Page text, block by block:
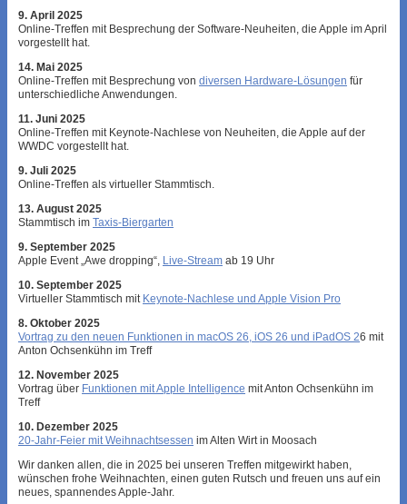
9. April 2025
Online-Treffen mit Besprechung der Software-Neuheiten, die Apple im April
vorgestellt hat.
14. Mai 2025
Online-Treffen mit Besprechung von diversen Hardware-Lösungen für
unterschiedliche Anwendungen.
11. Juni 2025
Online-Treffen mit Keynote-Nachlese von Neuheiten, die Apple auf der
WWDC vorgestellt hat.
9. Juli 2025
Online-Treffen als virtueller Stammtisch.
13. August 2025
Stammtisch im Taxis-Biergarten
9. September 2025
Apple Event „Awe dropping“, Live-Stream ab 19 Uhr
10. September 2025
Virtueller Stammtisch mit Keynote-Nachlese und Apple Vision Pro
8. Oktober 2025
Vortrag zu den neuen Funktionen in macOS 26, iOS 26 und iPadOS 26 mit
Anton Ochsenkühn im Treff
12. November 2025
Vortrag über Funktionen mit Apple Intelligence mit Anton Ochsenkühn im
Treff
10. Dezember 2025
20-Jahr-Feier mit Weihnachtsessen im Alten Wirt in Moosach
Wir danken allen, die in 2025 bei unseren Treffen mitgewirkt haben,
wünschen frohe Weihnachten, einen guten Rutsch und freuen uns auf ein
neues, spannendes Apple-Jahr.